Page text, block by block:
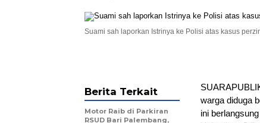
Suami sah laporkan Istrinya ke Polisi atas kasus
warga diduga
ini
Berita Terkait
Motor Raib di Parkiran
RSUD Bari Palembang,